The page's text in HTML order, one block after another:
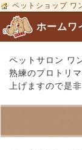
ペットショップ ワ
ホームワ
ペットサロン ワ
熟練のプロトリ
上げますので是